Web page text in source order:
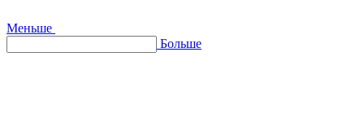
Меньше
Больше